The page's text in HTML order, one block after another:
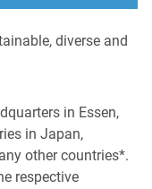
diverse and
in Essen,
in Japan,
other countries*.
respective